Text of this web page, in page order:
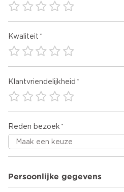
Kwaliteit
Klantvriendelijkheid
Reden bezoek
Persoonlijke gegevens